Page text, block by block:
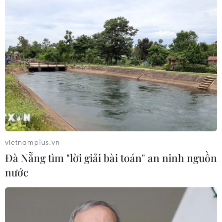
Chính sách khuyến khích doanh
nghiệp tham gia hoạt động giáo dục
nghề nghiệp
05/08/2026 14:58
Thực hiện các nhiệm vụ trọng tâm
trong năm học 2026-2027
sinh vẫn được xét tuyển đại học theo
nguyện vọng đã đăng ký
vietnamplus.vn
Đà Nẵng tìm "lời giải bài toán" an ninh nguồn
nước